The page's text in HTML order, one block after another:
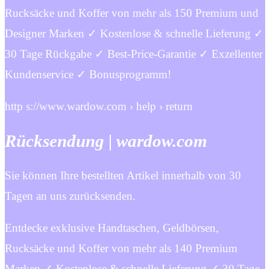
Rucksäcke und Koffer von mehr als 150 Premium und
Designer Marken ✓ Kostenlose & schnelle Lieferung ✓
30 Tage Rückgabe ✓ Best-Price-Garantie ✓ Exzellenter
Kundenservice ✓ Bonusprogramm!
http s://www.wardow.com › help › return
Rücksendung | wardow.com
Sie können Ihre bestellten Artikel innerhalb von 30
Tagen an uns zurücksenden.
Entdecke exklusive Handtaschen, Geldbörsen,
Rucksäcke und Koffer von mehr als 140 Premium